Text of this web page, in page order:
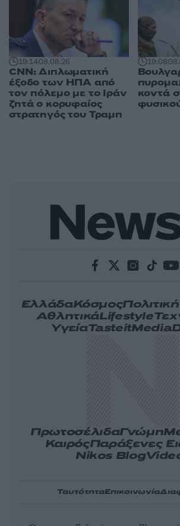
19:1408.08.26
CNN: Διπλωματική
έξοδο των ΗΠΑ από
τον πόλεμο με το Ιράν
ζητά ο κορυφαίος
στρατηγός του Τραμπ
19:08
κοντά
ΕλλάδαΚόσμοςΠολιτική
ΑθλητικάLifestyle
ΥγείαTasteitMedia
ΠρωτοσέλιδαΓνώμη
ΚαιρόςΠαράξενες
Nikos Blog
ΤαυτότηταΕπικοινωνία